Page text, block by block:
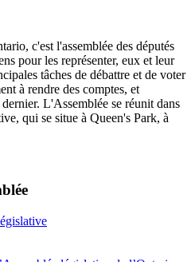
c'est l'assemblée des députés
pour les représenter, eux et leur
tâches de débattre et de voter
à rendre des comptes, et
L'Assemblée se réunit dans
qui se situe à Queen's Park, à